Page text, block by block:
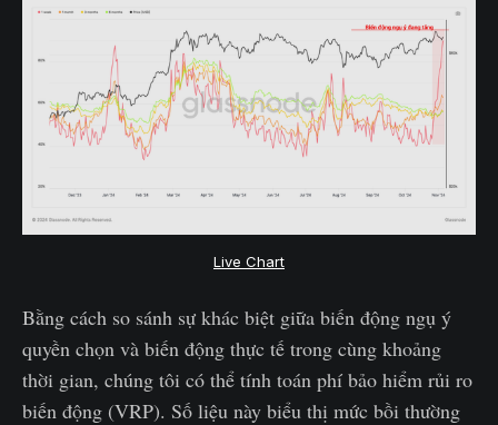
Live Chart
Bằng cách so sánh sự khác biệt giữa biến động ngụ ý
quyền chọn và biến động thực tế trong cùng khoảng
thời gian, chúng tôi có thể tính toán phí bảo hiểm rủi ro
biến động (VRP). Số liệu này biểu thị mức bồi thường